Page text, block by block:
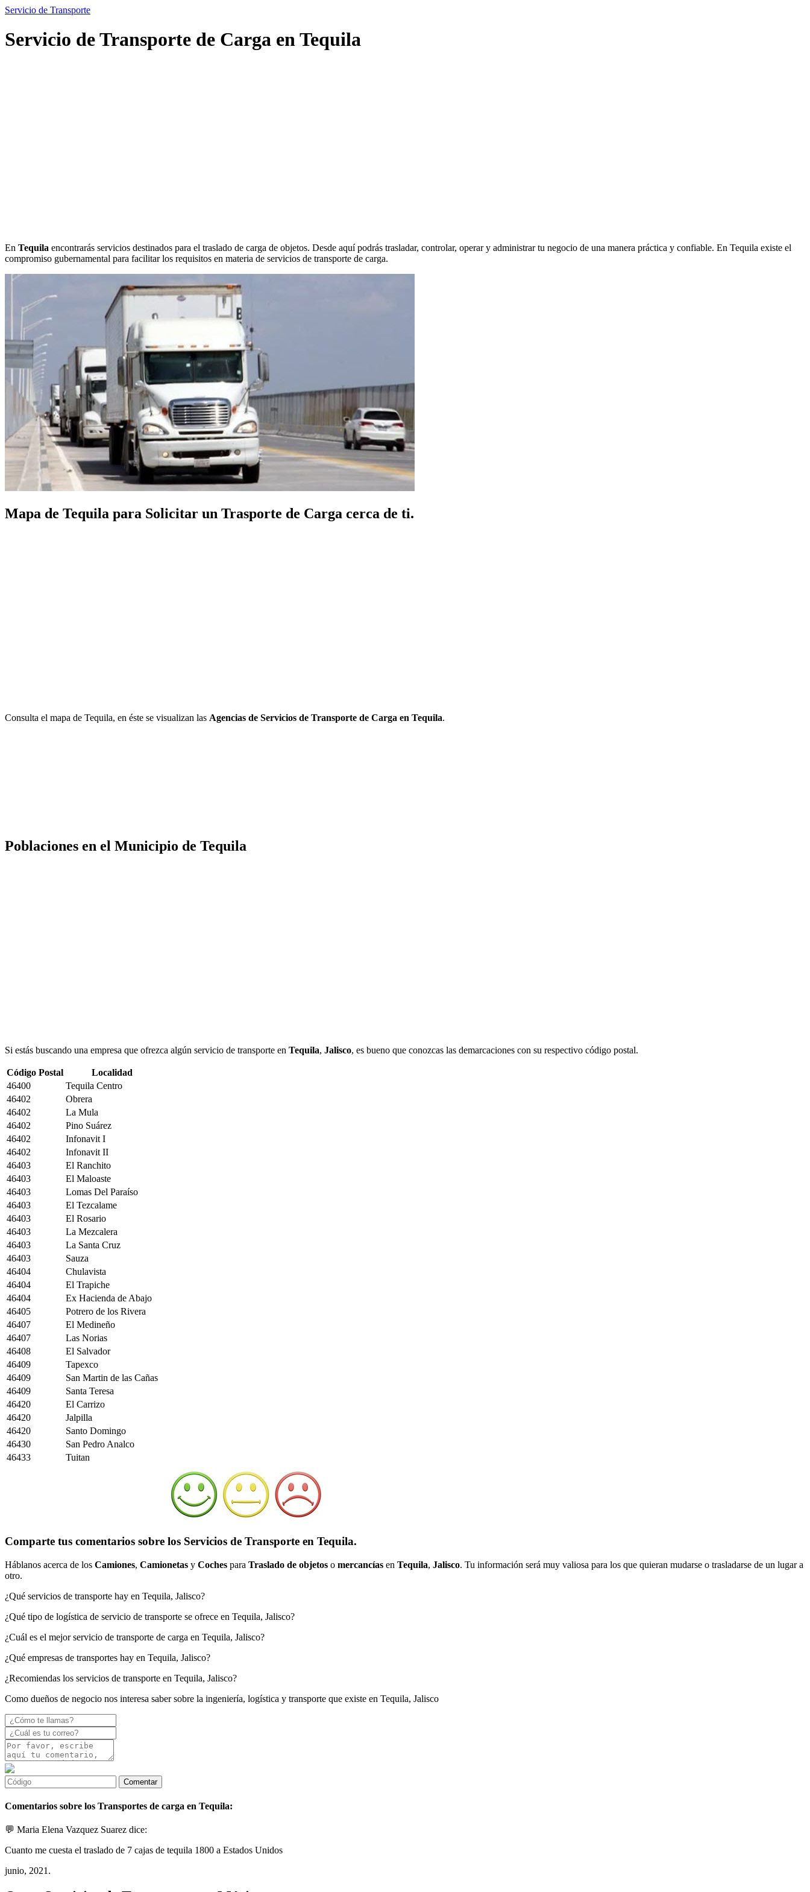
Servicio de Transporte
Servicio de Transporte de Carga en Tequila
En Tequila encontrarás servicios destinados para el traslado de carga de objetos. Desde aquí podrás trasladar, controlar, operar y administrar tu negocio de una manera práctica y confiable. En Tequila existe el
compromiso gubernamental para facilitar los requisitos en materia de servicios de transporte de carga.
Mapa de Tequila para Solicitar un Trasporte de Carga cerca de ti.
Consulta el mapa de Tequila, en éste se visualizan las Agencias de Servicios de Transporte de Carga en Tequila.
Poblaciones en el Municipio de Tequila
Si estás buscando una empresa que ofrezca algún servicio de transporte en Tequila, Jalisco, es bueno que conozcas las demarcaciones con su respectivo código postal.
Código Postal
Localidad
46400
Tequila Centro
46402
Obrera
46402
La Mula
46402
Pino Suárez
46402
Infonavit I
46402
Infonavit II
46403
El Ranchito
46403
El Maloaste
46403
Lomas Del Paraíso
46403
El Tezcalame
46403
El Rosario
46403
La Mezcalera
46403
La Santa Cruz
46403
Sauza
46404
Chulavista
46404
El Trapiche
46404
Ex Hacienda de Abajo
46405
Potrero de los Rivera
46407
El Medineño
46407
Las Norias
46408
El Salvador
46409
Tapexco
46409
San Martin de las Cañas
46409
Santa Teresa
46420
El Carrizo
46420
Jalpilla
46420
Santo Domingo
46430
San Pedro Analco
46433
Tuitan
Comparte tus comentarios sobre los Servicios de Transporte en Tequila.
Háblanos acerca de los Camiones, Camionetas y Coches para Traslado de objetos o mercancías en Tequila, Jalisco. Tu información será muy valiosa para los que quieran mudarse o trasladarse de un lugar a
otro.
¿Qué servicios de transporte hay en Tequila, Jalisco?
¿Qué tipo de logística de servicio de transporte se ofrece en Tequila, Jalisco?
¿Cuál es el mejor servicio de transporte de carga en Tequila, Jalisco?
¿Qué empresas de transportes hay en Tequila, Jalisco?
¿Recomiendas los servicios de transporte en Tequila, Jalisco?
Como dueños de negocio nos interesa saber sobre la ingeniería, logística y transporte que existe en Tequila, Jalisco
Comentarios sobre los Transportes de carga en Tequila:
💬 Maria Elena Vazquez Suarez dice:
Cuanto me cuesta el traslado de 7 cajas de tequila 1800 a Estados Unidos
junio, 2021.